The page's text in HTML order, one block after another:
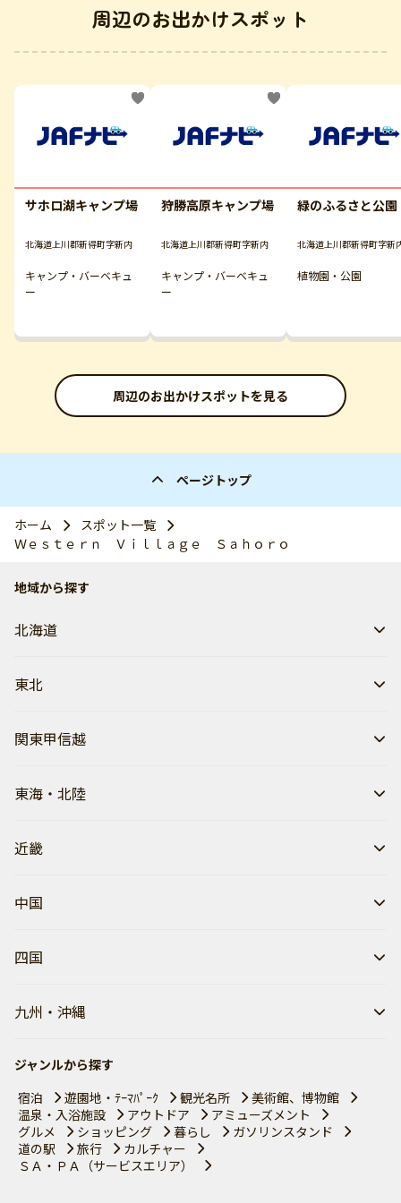
周辺のお出かけスポット
サホロ湖キャンプ場
北海道上川郡新得町字新内
キャンプ・バーベキュ
ー
狩勝高原キャンプ場
北海道上川郡新得町字新内
キャンプ・バーベキュ
ー
緑のふるさと公園
北海道上川郡新得町字新
植物園・公園
周辺のお出かけスポットを見る
ページトップ
ホーム
スポット一覧
Ｗｅｓｔｅｒｎ Ｖｉｌｌａｇｅ Ｓａｈｏｒｏ
地域から探す
北海道
東北
関東甲信越
東海・北陸
近畿
中国
四国
九州・沖縄
ジャンルから探す
宿泊
遊園地・ﾃｰﾏﾊﾟｰｸ 観光名所
美術館、博物館
温泉・入浴施設
アウトドア
アミューズメント
グルメ
ショッピング 暮らし
ガソリンスタンド
道の駅
旅行
カルチャー
ＳＡ・ＰＡ（サービスエリア）